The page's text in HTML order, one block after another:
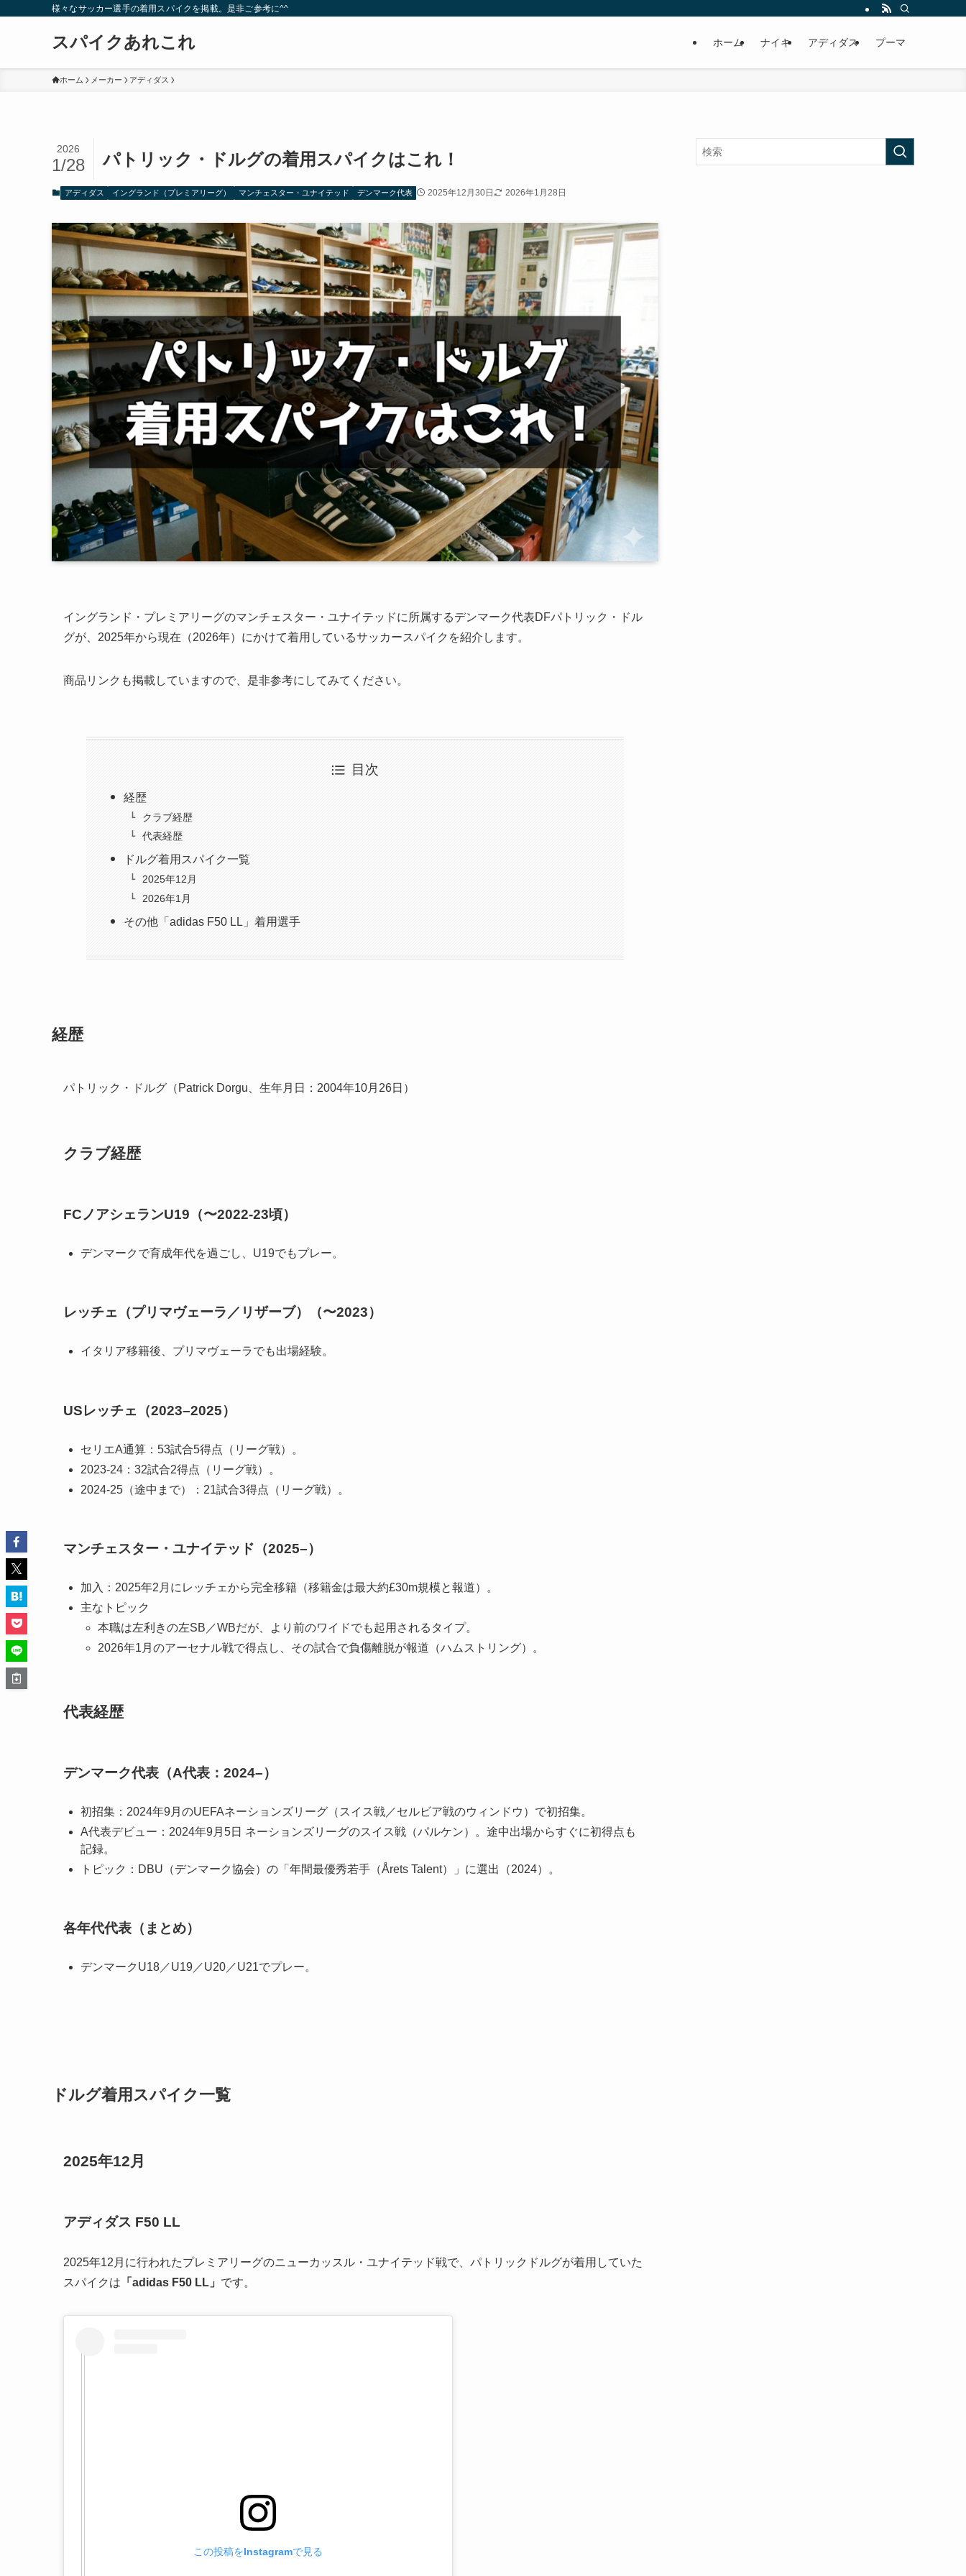
様々なサッカー選手の着用スパイクを掲載。是非ご参考に^^
スパイクあれこれ ホーム ナイキ アディダス プーマ
ホーム メーカー アディダス
パトリック・ドルグの着用スパイクはこれ！
2026
1/28
アディダス イングランド（プレミアリーグ） マンチェスター・ユナイテッド デンマーク代表 2025年12月30日 2026年1月28日
イングランド・プレミアリーグのマンチェスター・ユナイテッドに所属するデンマーク代表DFパトリック・ドル
グが、2025年から現在（2026年）にかけて着用しているサッカースパイクを紹介します。
商品リンクも掲載していますので、是非参考にしてみてください。
目次
経歴
クラブ経歴
代表経歴
ドルグ着用スパイク一覧
2025年12月
2026年1月
その他「adidas F50 LL」着用選手
経歴
パトリック・ドルグ（Patrick Dorgu、生年月日：2004年10月26日）
クラブ経歴
FCノアシェランU19（〜2022-23頃）
デンマークで育成年代を過ごし、U19でもプレー。
レッチェ（プリマヴェーラ／リザーブ）（〜2023）
イタリア移籍後、プリマヴェーラでも出場経験。
USレッチェ（2023–2025）
セリエA通算：53試合5得点（リーグ戦）。
2023-24：32試合2得点（リーグ戦）。
2024-25（途中まで）：21試合3得点（リーグ戦）。
マンチェスター・ユナイテッド（2025–）
加入：2025年2月にレッチェから完全移籍（移籍金は最大約£30m規模と報道）。
主なトピック
本職は左利きの左SB／WBだが、より前のワイドでも起用されるタイプ。
2026年1月のアーセナル戦で得点し、その試合で負傷離脱が報道（ハムストリング）。
代表経歴
デンマーク代表（A代表：2024–）
初招集：2024年9月のUEFAネーションズリーグ（スイス戦／セルビア戦のウィンドウ）で初招集。
A代表デビュー：2024年9月5日 ネーションズリーグのスイス戦（パルケン）。途中出場からすぐに初得点も
記録。
トピック：DBU（デンマーク協会）の「年間最優秀若手（Årets Talent）」に選出（2024）。
各年代代表（まとめ）
デンマークU18／U19／U20／U21でプレー。
ドルグ着用スパイク一覧
2025年12月
アディダス F50 LL
2025年12月に行われたプレミアリーグのニューカッスル・ユナイテッド戦で、パトリックドルグが着用していた
スパイクは 「adidas F50 LL」 です。
この投稿をInstagramで見る